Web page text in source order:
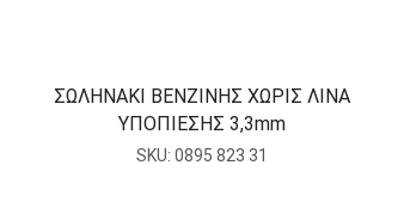
ΣΩΛΗΝΑΚΙ ΒΕΝΖΙΝΗΣ ΧΩΡΙΣ ΛΙΝΑ
ΥΠΟΠΙΕΣΗΣ 3,3mm
SKU: 0895 823 31